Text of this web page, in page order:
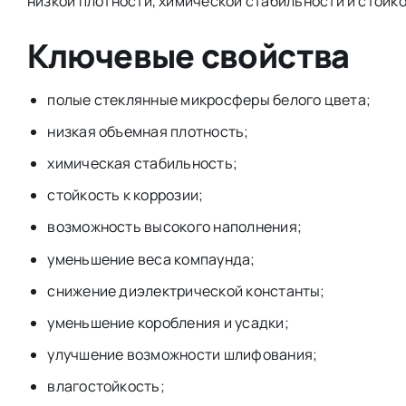
Ключевые свойства
полые стеклянные микросферы белого цвета;
низкая объемная плотность;
химическая стабильность;
стойкость к коррозии;
возможность высокого наполнения;
уменьшение веса компаунда;
снижение диэлектрической константы;
уменьшение коробления и усадки;
улучшение возможности шлифования;
влагостойкость;